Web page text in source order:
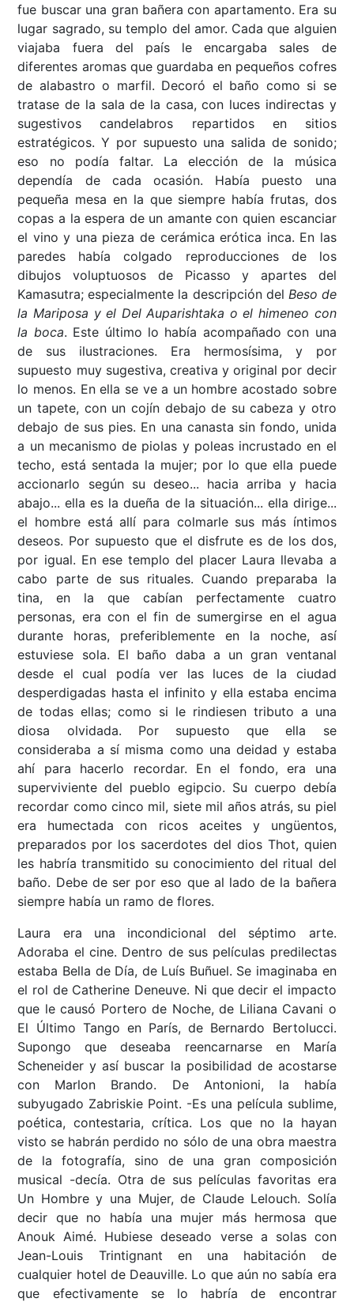
fue buscar una gran bañera con apartamento. Era su
lugar sagrado, su templo del amor. Cada que alguien
viajaba fuera del país le encargaba sales de
diferentes aromas que guardaba en pequeños cofres
de alabastro o marfil. Decoró el baño como si se
tratase de la sala de la casa, con luces indirectas y
sugestivos candelabros repartidos en sitios
estratégicos. Y por supuesto una salida de sonido;
eso no podía faltar. La elección de la música
dependía de cada ocasión. Había puesto una
pequeña mesa en la que siempre había frutas, dos
copas a la espera de un amante con quien escanciar
el vino y una pieza de cerámica erótica inca. En las
paredes había colgado reproducciones de los
dibujos voluptuosos de Picasso y apartes del
Kamasutra; especialmente la descripción del Beso de
la Mariposa y el Del Auparishtaka o el himeneo con
la boca. Este último lo había acompañado con una
de sus ilustraciones. Era hermosísima, y por
supuesto muy sugestiva, creativa y original por decir
lo menos. En ella se ve a un hombre acostado sobre
un tapete, con un cojín debajo de su cabeza y otro
debajo de sus pies. En una canasta sin fondo, unida
a un mecanismo de piolas y poleas incrustado en el
techo, está sentada la mujer; por lo que ella puede
accionarlo según su deseo... hacia arriba y hacia
abajo... ella es la dueña de la situación... ella dirige...
el hombre está allí para colmarle sus más íntimos
deseos. Por supuesto que el disfrute es de los dos,
por igual. En ese templo del placer Laura llevaba a
cabo parte de sus rituales. Cuando preparaba la
tina, en la que cabían perfectamente cuatro
personas, era con el fin de sumergirse en el agua
durante horas, preferiblemente en la noche, así
estuviese sola. El baño daba a un gran ventanal
desde el cual podía ver las luces de la ciudad
desperdigadas hasta el infinito y ella estaba encima
de todas ellas; como si le rindiesen tributo a una
diosa olvidada. Por supuesto que ella se
consideraba a sí misma como una deidad y estaba
ahí para hacerlo recordar. En el fondo, era una
superviviente del pueblo egipcio. Su cuerpo debía
recordar como cinco mil, siete mil años atrás, su piel
era humectada con ricos aceites y ungüentos,
preparados por los sacerdotes del dios Thot, quien
les habría transmitido su conocimiento del ritual del
baño. Debe de ser por eso que al lado de la bañera
siempre había un ramo de flores.
Laura era una incondicional del séptimo arte.
Adoraba el cine. Dentro de sus películas predilectas
estaba Bella de Día, de Luís Buñuel. Se imaginaba en
el rol de Catherine Deneuve. Ni que decir el impacto
que le causó Portero de Noche, de Liliana Cavani o
El Último Tango en París, de Bernardo Bertolucci.
Supongo que deseaba reencarnarse en María
Scheneider y así buscar la posibilidad de acostarse
con Marlon Brando. De Antonioni, la había
subyugado Zabriskie Point. -Es una película sublime,
poética, contestaria, crítica. Los que no la hayan
visto se habrán perdido no sólo de una obra maestra
de la fotografía, sino de una gran composición
musical -decía. Otra de sus películas favoritas era
Un Hombre y una Mujer, de Claude Lelouch. Solía
decir que no había una mujer más hermosa que
Anouk Aimé. Hubiese deseado verse a solas con
Jean-Louis Trintignant en una habitación de
cualquier hotel de Deauville. Lo que aún no sabía era
que efectivamente se lo habría de encontrar